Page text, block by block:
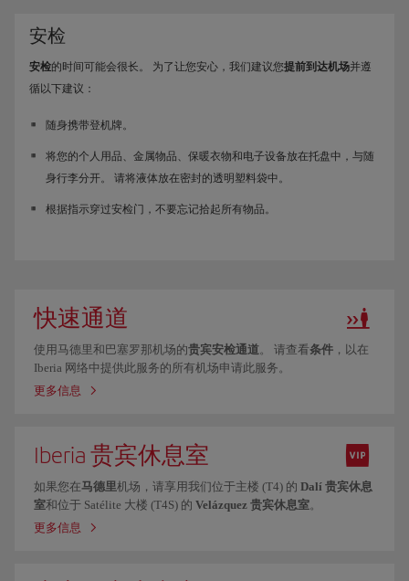
安检
安检的时间可能会很长。 为了让您安心，我们建议您提前到达机场并遵
循以下建议：
随身携带登机牌。
将您的个人用品、金属物品、保暖衣物和电子设备放在托盘中，与随
身行李分开。 请将液体放在密封的透明塑料袋中。
根据指示穿过安检门，不要忘记拾起所有物品。
快速通道
使用马德里和巴塞罗那机场的贵宾安检通道。 请查看条件 ，以在
Iberia 网络中提供此服务的所有机场申请此服务。
更多信息
Iberia 贵宾休息室
如果您在马德里机场，请享用我们位于主楼 (T4) 的 Dalí 贵宾休息
室和位于 Satélite 大楼 (T4S) 的 Velázquez 贵宾休息室。
更多信息